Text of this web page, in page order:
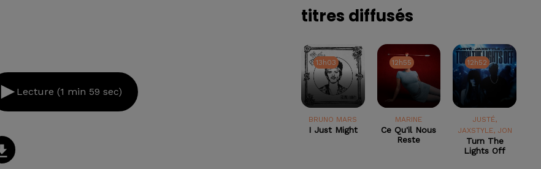
Lecture (1 min 59 sec)
titres diffusés
13h03
13h03
BRUNO MARS
I Just Might
12h55
12h55
MARINE
Ce Qu'il Nous
Reste
12h52
12h52
JUSTÉ,
JAXSTYLE, JON
Turn The
Lights Off